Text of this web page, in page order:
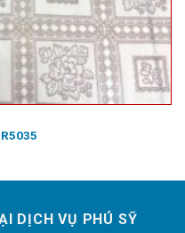
DỊCH VỤ PHÚ SỸ